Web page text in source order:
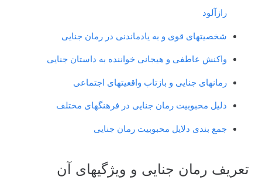
رازآلود
شخصیتهای قوی و به یادماندنی در رمان جنایی
واکنش عاطفی و هیجانی خواننده به داستان جنایی
رمانهای جنایی و بازتاب واقعیتهای اجتماعی
دلیل محبوبیت رمان جنایی در فرهنگهای مختلف
جمع بندی دلایل محبوبیت رمان جنایی
تعریف رمان جنایی و ویژگیهای آن